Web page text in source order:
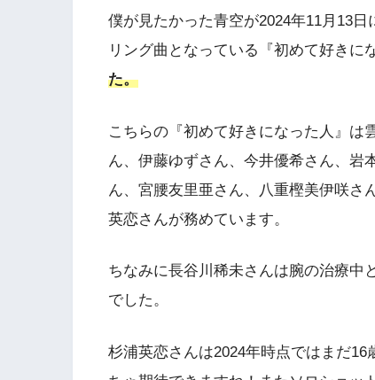
僕が見たかった青空が2024年11月13
リング曲となっている『初めて好きに
た。
こちらの『初めて好きになった人』は
ん、伊藤ゆずさん、今井優希さん、岩
ん、宮腰友里亜さん、八重樫美伊咲さ
英恋さんが務めています。
ちなみに長谷川稀未さんは腕の治療中
でした。
杉浦英恋さんは2024年時点ではまだ16